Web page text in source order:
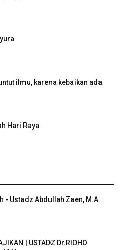
ilmu, karena kebaikan ada
Hari Raya
- Ustadz Abdullah Zaen, M.A.
| USTADZ Dr.RIDHO